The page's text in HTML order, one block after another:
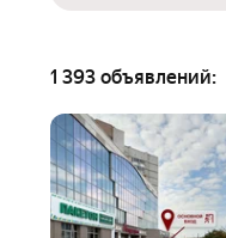
1 393 объявлений: